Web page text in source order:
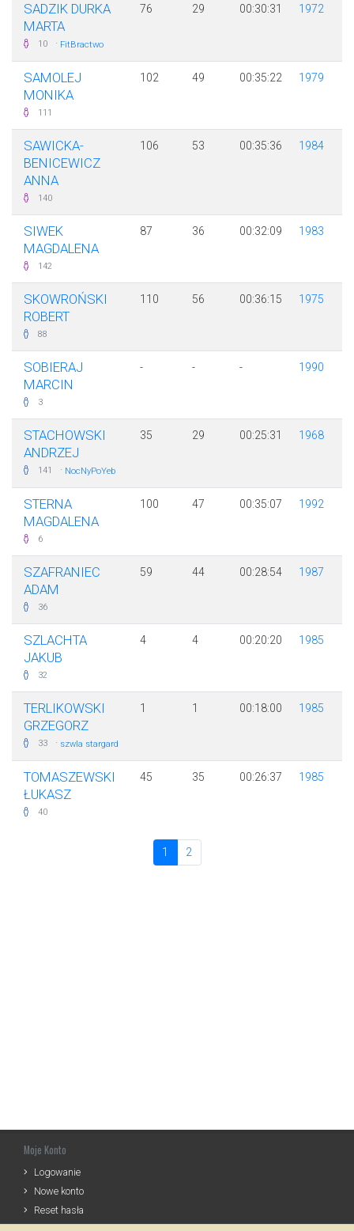
SADZIK DURKA
MARTA
10 · FitBractwo
76 29 00:30:31 1972
SAMOLEJ
MONIKA
111
102 49 00:35:22 1979
SAWICKA-
BENICEWICZ
ANNA
140
106 53 00:35:36 1984
SIWEK
MAGDALENA
142
87 36 00:32:09 1983
SKOWROŃSKI
ROBERT
88
110 56 00:36:15 1975
SOBIERAJ
MARCIN
3
- - - 1990
STACHOWSKI
ANDRZEJ
141 · NocNyPoYeb
35 29 00:25:31 1968
STERNA
MAGDALENA
6
100 47 00:35:07 1992
SZAFRANIEC
ADAM
36
59 44 00:28:54 1987
SZLACHTA
JAKUB
32
4 4 00:20:20 1985
TERLIKOWSKI
GRZEGORZ
33 · szwla stargard
1 1 00:18:00 1985
TOMASZEWSKI
ŁUKASZ
40
45 35 00:26:37 1985
1 2
Moje Konto
Logowanie
Nowe konto
Reset hasła